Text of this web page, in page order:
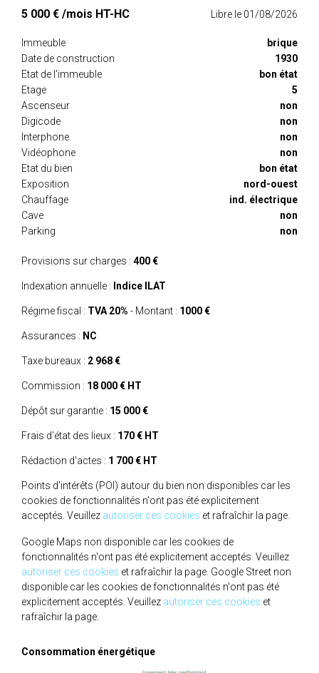
5 000 € /mois HT-HC Libre le 01/08/2026
Immeuble
brique
Date de construction
1930
Etat de l'immeuble
bon état
Etage
5
Ascenseur
non
Digicode
non
Interphone
non
Vidéophone
non
Etat du bien
bon état
Exposition
nord-ouest
Chauffage
ind. électrique
Cave
non
Parking
non
Provisions sur charges : 400 €
Indexation annuelle : Indice ILAT
Régime fiscal : TVA 20% - Montant : 1000 €
Assurances : NC
Taxe bureaux : 2 968 €
Commission : 18 000 € HT
Dépôt sur garantie : 15 000 €
Frais d'état des lieux : 170 € HT
Rédaction d'actes : 1 700 € HT
Points d'intérêts (POI) autour du bien non disponibles car les
cookies de fonctionnalités n'ont pas été explicitement
acceptés. Veuillez autoriser ces cookies et rafraîchir la page.
Google Maps non disponible car les cookies de
fonctionnalités n'ont pas été explicitement acceptés. Veuillez
autoriser ces cookies et rafraîchir la page. Google Street non
disponible car les cookies de fonctionnalités n'ont pas été
explicitement acceptés. Veuillez autoriser ces cookies et
rafraîchir la page.
Consommation énergétique